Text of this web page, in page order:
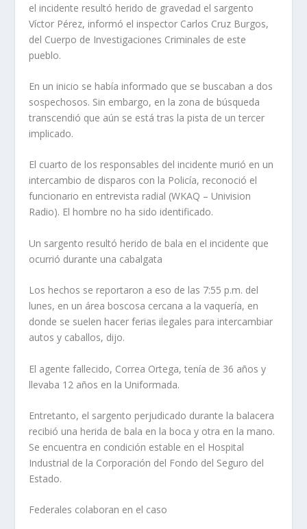
el incidente resultó herido de gravedad el sargento
Víctor Pérez, informó el inspector Carlos Cruz Burgos,
del Cuerpo de Investigaciones Criminales de este
pueblo.
En un inicio se había informado que se buscaban a dos
sospechosos. Sin embargo, en la zona de búsqueda
transcendió que aún se está tras la pista de un tercer
implicado.
El cuarto de los responsables del incidente murió en un
intercambio de disparos con la Policía, reconoció el
funcionario en entrevista radial (WKAQ – Univision
Radio). El hombre no ha sido identificado.
Un sargento resultó herido de bala en el incidente que
ocurrió durante una cabalgata
Los hechos se reportaron a eso de las 7:55 p.m. del
lunes, en un área boscosa cercana a la vaquería, en
donde se suelen hacer ferias ilegales para intercambiar
autos y caballos, dijo.
El agente fallecido, Correa Ortega, tenía de 36 años y
llevaba 12 años en la Uniformada.
Entretanto, el sargento perjudicado durante la balacera
recibió una herida de bala en la boca y otra en la mano.
Se encuentra en condición estable en el Hospital
Industrial de la Corporación del Fondo del Seguro del
Estado.
Federales colaboran en el caso